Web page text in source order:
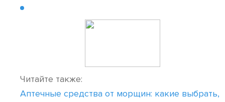
Читайте также:
Аптечные средства от морщин: какие выбрать,